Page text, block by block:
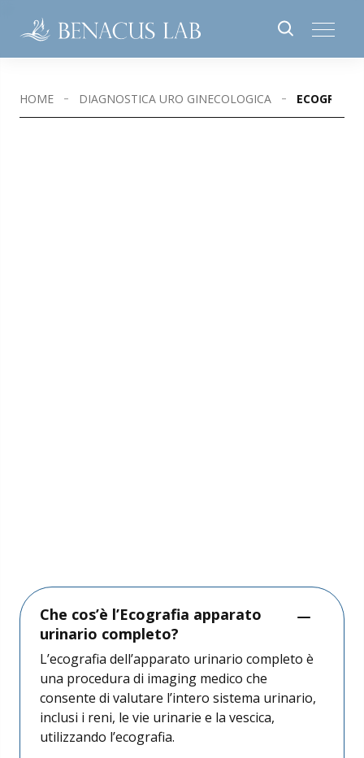
HOME DIAGNOSTICA URO GINECOLOGICA
PALAZZOLO S/O - VIA FIRENZE
SALÒ
Che cos’è l’Ecografia apparato
urinario completo?
L’ecografia dell’apparato urinario completo è
una procedura di imaging medico che
consente di valutare l’intero sistema urinario,
inclusi i reni, le vie urinarie e la vescica,
utilizzando l’ecografia.